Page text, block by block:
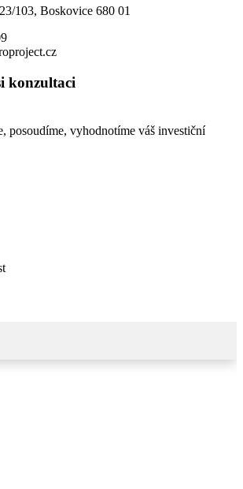
103, Boskovice 680 01
konzultaci
posoudíme, vyhodnotíme váš investiční